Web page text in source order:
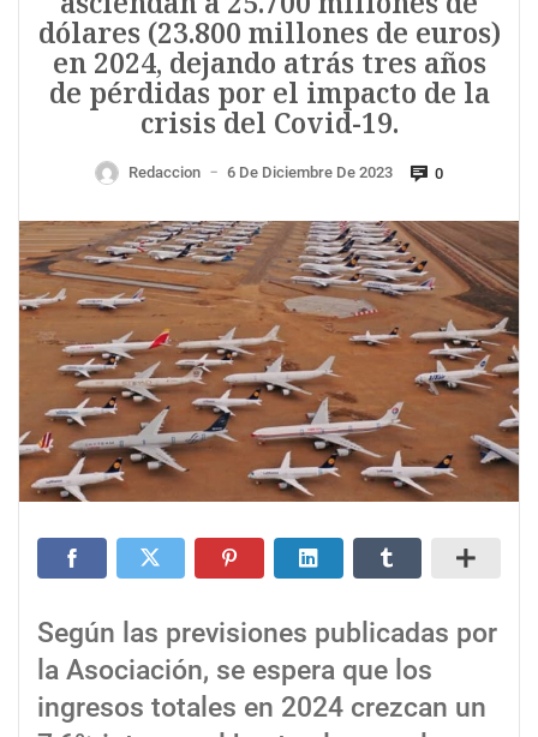
dólares (23.800 millones de euros)
en 2024, dejando atrás tres años
de pérdidas por el impacto de la
crisis del Covid-19.
Redaccion — 6 De Diciembre De 2023 0
Según las previsiones publicadas por
la Asociación, se espera que los
ingresos totales en 2024 crezcan un